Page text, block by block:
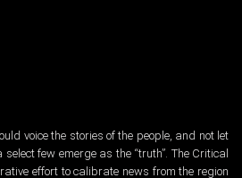
voice the stories of the people, and not let
select few emerge as the “truth”. The Critical
effort to calibrate news from the region